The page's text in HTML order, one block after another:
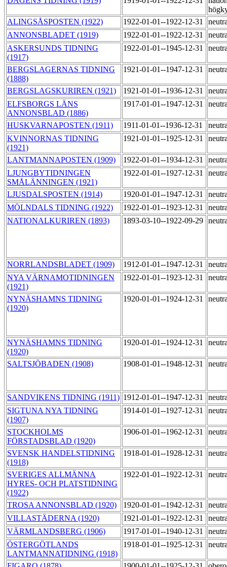
ALINGSÅSPOSTEN (1922)
1922-01-01--1922-12-31
ANNONSBLADET (1919)
1922-01-01--1922-12-31
ASKERSUNDS TIDNING
(1917)
1922-01-01--1945-12-31
BERGSLAGERNAS TIDNING
(1888)
1921-01-01--1947-12-31
BERGSLAGSKURIREN (1921) 1921-01-01--1936-12-31
ELFSBORGS LÄNS
ANNONSBLAD (1886)
1917-01-01--1947-12-31
HUSKVARNAPOSTEN (1911) 1911-01-01--1936-12-31
KVINNORNAS TIDNING
(1921)
1921-01-01--1925-12-31
LANTMANNAPOSTEN (1909) 1922-01-01--1934-12-31
LJUNGBYTIDNINGEN
SMÅLÄNNINGEN (1921)
1922-01-01--1927-12-31
LJUSDALSPOSTEN (1914) 1920-01-01--1947-12-31
MÖLNDALS TIDNING (1922)
1922-01-01--1923-12-31
NATIONALKURIREN (1893)
1893-03-10--1922-09-29
NORRLANDSBLADET (1909) 1912-01-01--1947-12-31
NYA VÄRNAMOTIDNINGEN
(1921)
1922-01-01--1923-12-31
NYNÄSHAMNS TIDNING
(1920)
1920-01-01--1924-12-31
NYNÄSHAMNS TIDNING
(1920)
1920-01-01--1924-12-31
SALTSJÖBADEN (1908) 1908-01-01--1948-12-31
SANDVIKENS TIDNING (1911) 1912-01-01--1947-12-31
SIGTUNA NYA TIDNING
(1907)
1914-01-01--1927-12-31
STOCKHOLMS
FÖRSTADSBLAD (1920)
1906-01-01--1962-12-31
SVENSK HANDELSTIDNING
(1918)
1918-01-01--1928-12-31
SVERIGES ALLMÄNNA
HYRES- OCH PLATSTIDNING
(1922)
1922-01-01--1922-12-31
TROSA ANNONSBLAD (1920) 1920-01-01--1942-12-31
VILLASTÄDERNA (1920)
1921-01-01--1922-12-31
VÄRMLANDSBERG (1906)
1917-01-01--1940-12-31
ÖSTERGÖTLANDS
LANTMANNATIDNING (1918)
1918-01-01--1925-12-31